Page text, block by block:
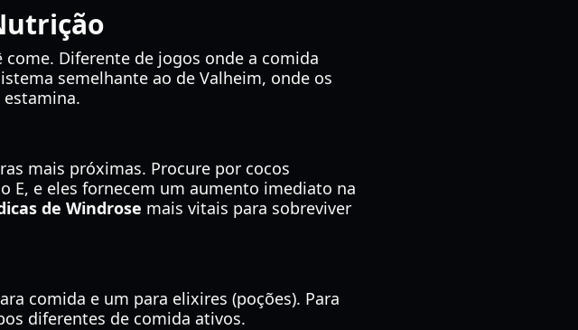
Diferente de jogos onde a comida
semelhante ao de Valheim, onde os
mais próximas. Procure por cocos
E, e eles fornecem um aumento imediato na
de Windrose mais vitais para sobreviver
comida e um para elixires (poções). Para
diferentes de comida ativos.